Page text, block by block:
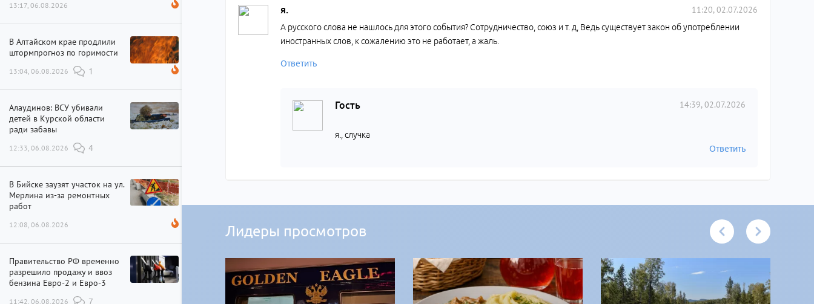
13:17, 06.08.2026
В Алтайском крае продлили
штормпрогноз по горимости
13:04, 06.08.2026 1
Алаудинов: ВСУ убивали
детей в Курской области
ради забавы
12:33, 06.08.2026 4
В Бийске заузят участок на ул.
Мерлина из-за ремонтных
работ
12:08, 06.08.2026
Правительство РФ временно
разрешило продажу и ввоз
бензина Евро-2 и Евро-3
11:42, 06.08.2026 7
я. 11:20, 02.07.2026
А русского слова не нашлось для этого события? Сотрудничество, союз и т. д, Ведь существует закон об употреблении
иностранных слов, к сожалению это не работает, а жаль.
Ответить
Гость 14:39, 02.07.2026
я., случка
Ответить
Лидеры просмотров